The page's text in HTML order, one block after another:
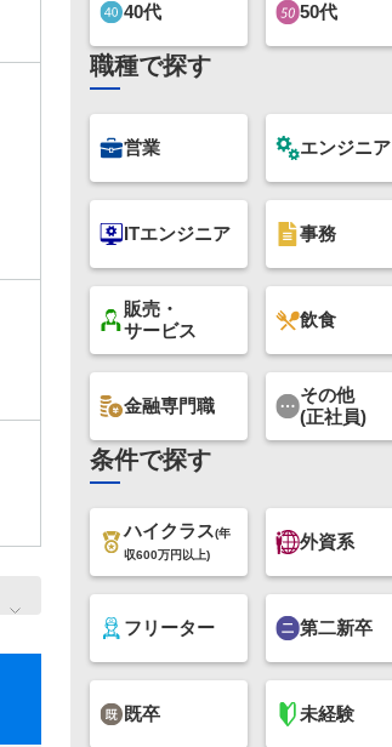
40代 50代
職種で探す
営業 エンジニア
ITエンジニア 事務
販売・
サービス
飲食
金融専門職
その他
(正社員)
条件で探す
ハイクラス(年
収600万円以上)
外資系
フリーター 第二新卒
既卒 未経験